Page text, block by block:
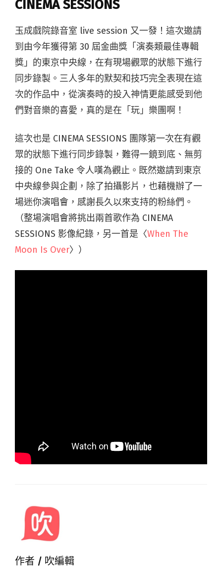
CINEMA SESSIONS
玉成戲院錄音室 live session 又一發！這次邀請
到由今年獲得第 30 屆金曲獎「演奏類最佳專輯
獎」的東京中央線，在有現場觀眾的狀態下進行
同步錄製。三人多年的默契和技巧完全表現在這
次的作品中，從演奏時的投入神情更能感受到他
們對音樂的喜愛，真的是在「玩」樂團啊！
這次也是 CINEMA SESSIONS 團隊第一次在有觀
眾的狀態下進行同步錄製，難得一鏡到底、無剪
接的 One Take 令人嘆為觀止。既然邀請到東京
中央線參與企劃，除了拍攝影片，也藉機辦了一
場迷你演唱會，感謝長久以來支持的粉絲們。
（整場演唱會將挑出兩首歌作為 CINEMA
SESSIONS 影像紀錄，另一首是〈When The
Moon Is Over〉）
作者 / 吹編輯